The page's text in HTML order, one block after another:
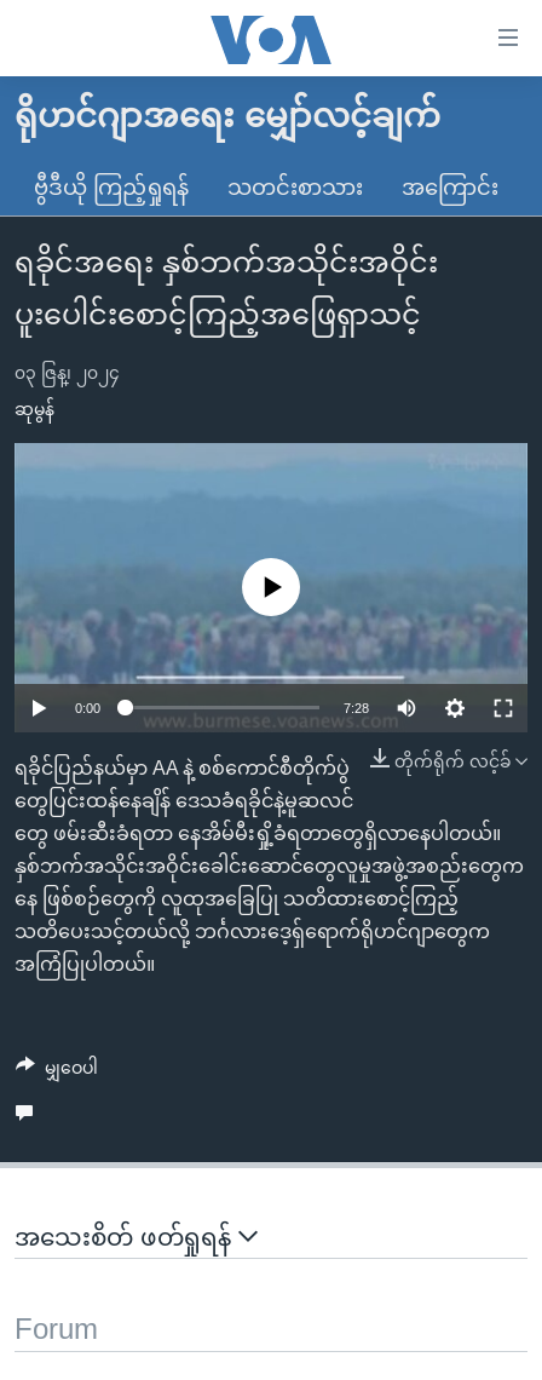
လွယ်ကူ
စေ
သည့်
Link
များ
ပင်မ
သို့
ကျော်
စာမျက်နှာ
သို့
ကျော်
ကြည့်
ရှာဖွေ
ရန်
နေရာ
သို့
ကျော်
ရန်
မူလစာမျက်နှာ
မြန်မာ
ကမ္ဘာ့သတင်းများ
နိုင်ငံတကာ
အမေရိကန်
အစ္စရေး-ပါလက်စတိုင်း
ဗွီဒီယို
သတင်းလွတ်လပ်ခွင့်
ရပ်ဝန်းတခု လမ်းတခု အလွန်
အင်္ဂလိပ်စာလေ့လာမယ်
ဗွီအိုအေ လူမှုကွန်ယက်များ
ဘာသာစကားများ
ရိုဟင်ဂျာအရေး မျှော်လင့်ချက်
ဗွီဒီယို ကြည့်ရှုရန် သတင်းစာသား အကြောင်း
ရခိုင်အရေး နှစ်ဘက်အသိုင်းအဝိုင်း
ပူးပေါင်းစောင့်ကြည့်အဖြေရှာသင့်
၀၃ ဇြန္၊ ၂၀၂၄
ဆုမွန်
No media source currently available
0:00 7:28
တိုက်ရိုက် လင့်ခ်
ရခိုင်ပြည်နယ်မှာ AA နဲ့ စစ်ကောင်စီတိုက်ပွဲ
တွေပြင်းထန်နေချိန် ဒေသခံရခိုင်နဲ့မူဆလင်
တွေ ဖမ်းဆီးခံရတာ နေအိမ်မီးရှို့ခံရတာတွေရှိလာနေပါတယ်။
နှစ်ဘက်အသိုင်းအဝိုင်းခေါင်းဆောင်တွေလူမှုအဖွဲ့အစည်းတွေက
နေ ဖြစ်စဉ်တွေကို လူထုအခြေပြု သတိထားစောင့်ကြည့်
သတိပေးသင့်တယ်လို့ ဘင်္ဂလားဒေ့ရှ်ရောက်ရိုဟင်ဂျာတွေက
အကြံပြုပါတယ်။
မျှဝေပါ
အသေးစိတ် ဖတ်ရှုရန်
Forum